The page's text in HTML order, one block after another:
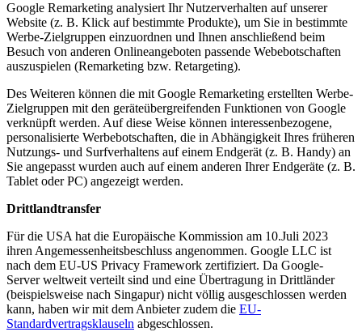
Google Remarketing analysiert Ihr Nutzerverhalten auf unserer
Website (z. B. Klick auf bestimmte Produkte), um Sie in bestimmte
Werbe-Zielgruppen einzuordnen und Ihnen anschließend beim
Besuch von anderen Onlineangeboten passende Webebotschaften
auszuspielen (Remarketing bzw. Retargeting).
Des Weiteren können die mit Google Remarketing erstellten Werbe-
Zielgruppen mit den geräteübergreifenden Funktionen von Google
verknüpft werden. Auf diese Weise können interessenbezogene,
personalisierte Werbebotschaften, die in Abhängigkeit Ihres früheren
Nutzungs- und Surfverhaltens auf einem Endgerät (z. B. Handy) an
Sie angepasst wurden auch auf einem anderen Ihrer Endgeräte (z. B.
Tablet oder PC) angezeigt werden.
Drittlandtransfer
Für die USA hat die Europäische Kommission am 10.Juli 2023
ihren Angemessenheitsbeschluss angenommen. Google LLC ist
nach dem EU-US Privacy Framework zertifiziert. Da Google-
Server weltweit verteilt sind und eine Übertragung in Drittländer
(beispielsweise nach Singapur) nicht völlig ausgeschlossen werden
kann, haben wir mit dem Anbieter zudem die EU-
Standardvertragsklauseln abgeschlossen.